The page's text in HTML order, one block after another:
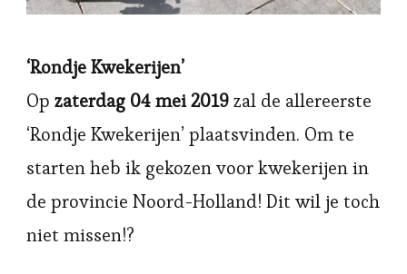
‘Rondje Kwekerijen’
Op zaterdag 04 mei 2019zal de allereerste
‘Rondje Kwekerijen’ plaatsvinden. Om te
starten heb ik gekozen voor kwekerijen in
de provincie Noord-Holland! Dit wil je toch
niet missen!?